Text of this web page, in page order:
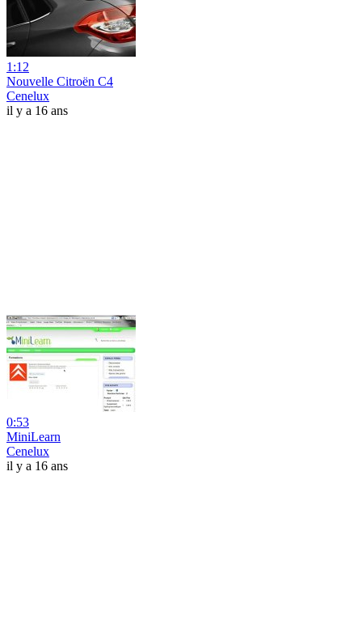
1:12
Nouvelle Citroën C4
Cenelux
il y a 16 ans
0:53
MiniLearn
Cenelux
il y a 16 ans